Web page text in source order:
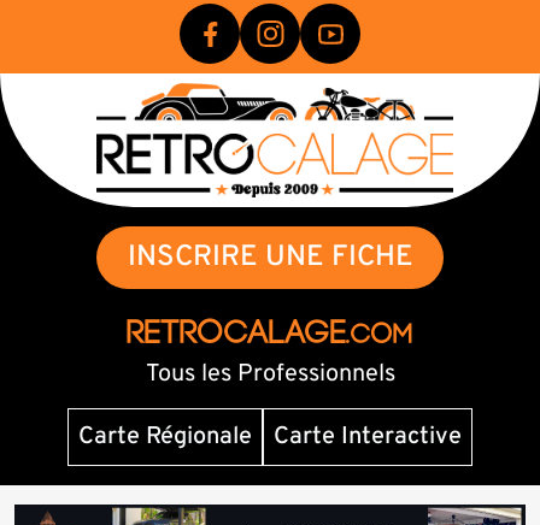
INSCRIRE UNE FICHE
RETROCALAGE.com
Tous les Professionnels
Carte Régionale
Carte Interactive